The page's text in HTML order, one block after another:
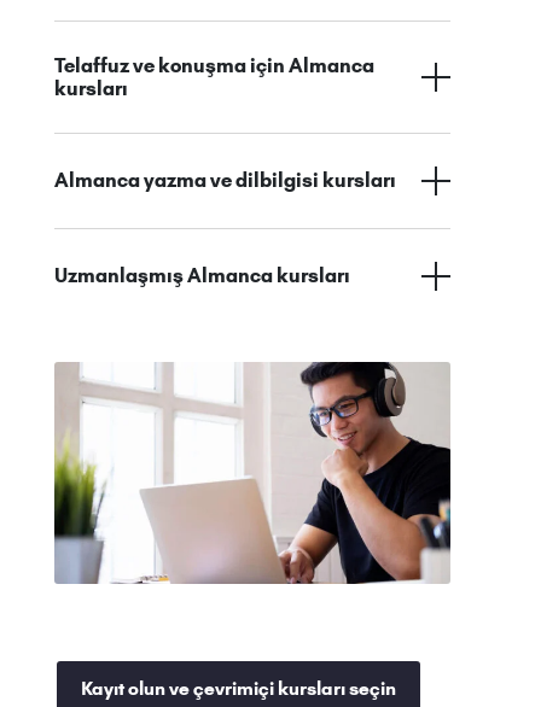
Telaffuz ve konuşma için Almanca
kursları
Almanca yazma ve dilbilgisi kursları
Uzmanlaşmış Almanca kursları
Kayıt olun ve çevrimiçi kursları seçin